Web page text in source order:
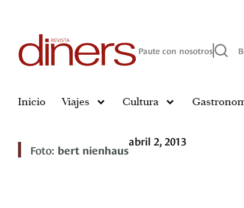
Paute con nosotros
Inicio Viajes Cultura
Foto: bert nienhaus
abril 2, 2013